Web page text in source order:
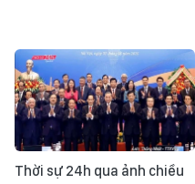
Thời sự 24h qua ảnh chiều